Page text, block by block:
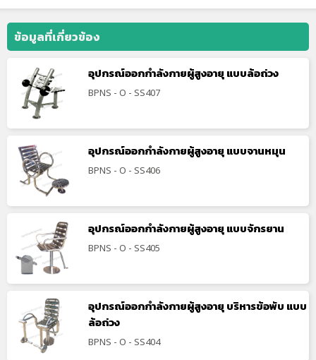
ข้อมูลที่เกี่ยวข้อง
อุปกรณ์ออกกำลังกายผู้สูงอายุ แบบล้อถ่วง
BPNS - O - SS407
อุปกรณ์ออกกำลังกายผู้สูงอายุ แบบจานหมุน
BPNS - O - SS406
อุปกรณ์ออกกำลังกายผู้สูงอายุ แบบจักรยาน
BPNS - O - SS405
อุปกรณ์ออกกำลังกายผู้สูงอายุ บริหารข้อพับ แบบ
ล้อถ่วง
BPNS - O - SS404